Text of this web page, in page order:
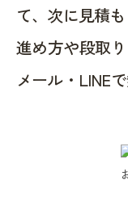
て、次に見積
進め方や段取
メール・LINE